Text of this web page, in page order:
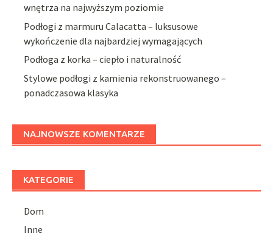
wnętrza na najwyższym poziomie
Podłogi z marmuru Calacatta – luksusowe
wykończenie dla najbardziej wymagających
Podłoga z korka – ciepło i naturalność
Stylowe podłogi z kamienia rekonstruowanego –
ponadczasowa klasyka
NAJNOWSZE KOMENTARZE
KATEGORIE
Dom
Inne